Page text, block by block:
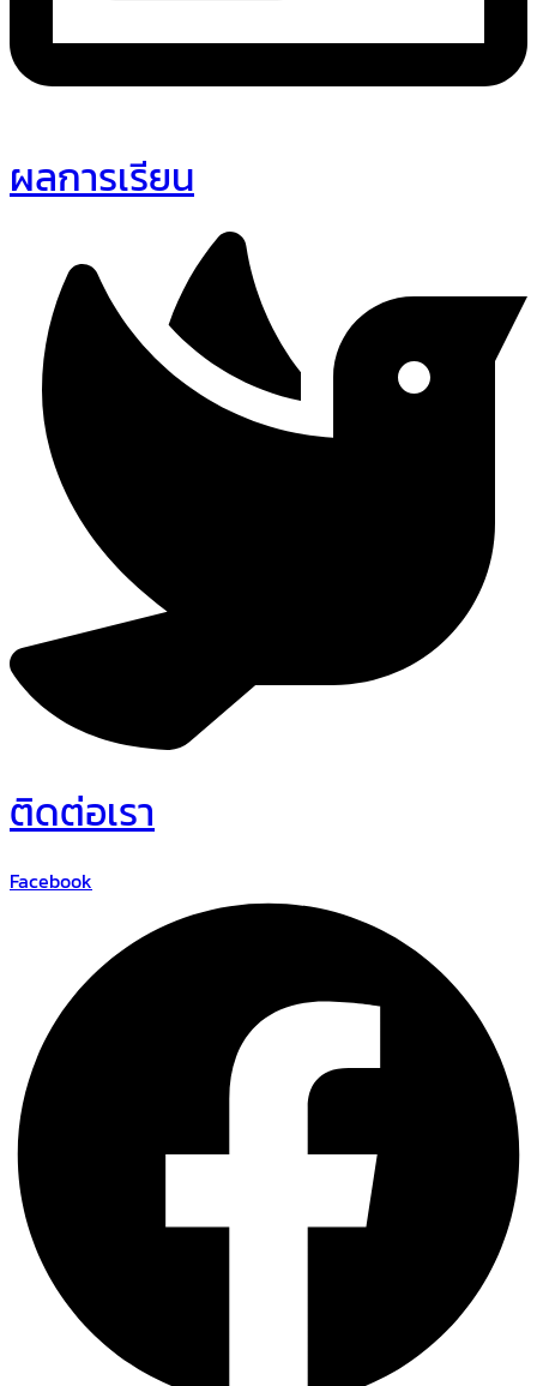
ผลการเรียน
ติดต่อเรา
Facebook